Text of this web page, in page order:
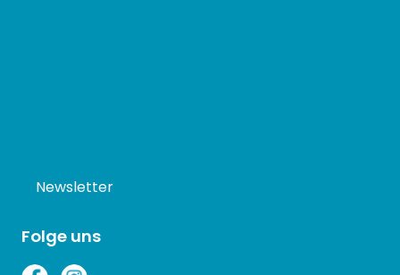
Newsletter
Folge uns